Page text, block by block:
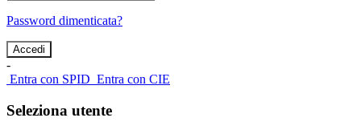
Password dimenticata?
-
Entra con SPID Entra con CIE
Seleziona utente